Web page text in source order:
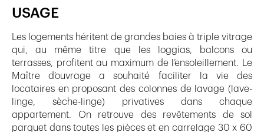
USAGE
Les logements héritent de grandes baies à triple vitrage
qui, au même titre que les loggias, balcons ou
terrasses, profitent au maximum de l’ensoleillement. Le
Maître d’ouvrage a souhaité faciliter la vie des
locataires en proposant des colonnes de lavage (lave-
linge, sèche-linge) privatives dans chaque
appartement. On retrouve des revêtements de sol
parquet dans toutes les pièces et en carrelage 30 x 60